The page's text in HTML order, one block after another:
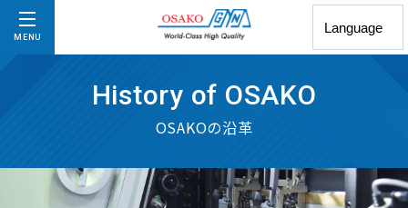
MENU
History of OSAKO
OSAKOの沿⾰